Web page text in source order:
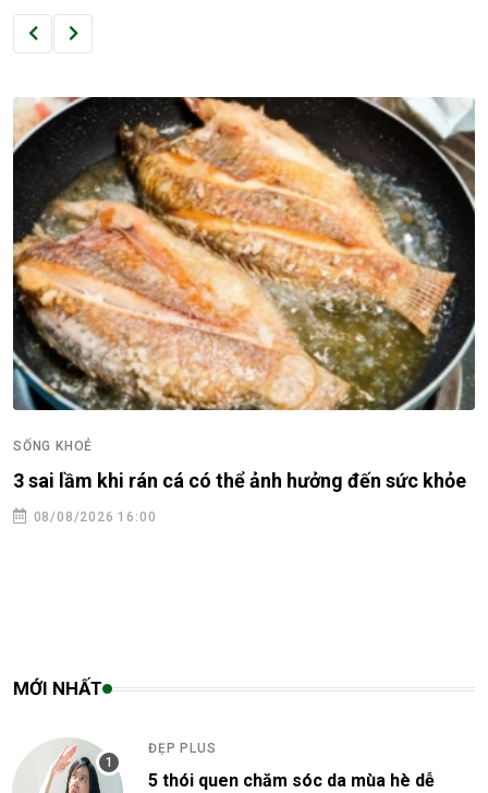
SỐNG KHOẺ
3 sai lầm khi rán cá có thể ảnh hưởng đến sức khỏe
08/08/2026 16:00
MỚI NHẤT
ĐẸP PLUS
5 thói quen chăm sóc da mùa hè dễ